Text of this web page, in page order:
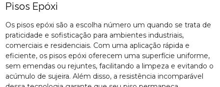
Pisos Epóxi
Os pisos epóxi são a escolha número um quando se trata de
praticidade e sofisticação para ambientes industriais,
comerciais e residenciais. Com uma aplicação rápida e
eficiente, os pisos epóxi oferecem uma superfície uniforme,
sem emendas ou rejuntes, facilitando a limpeza e evitando o
acúmulo de sujeira. Além disso, a resistência incomparável